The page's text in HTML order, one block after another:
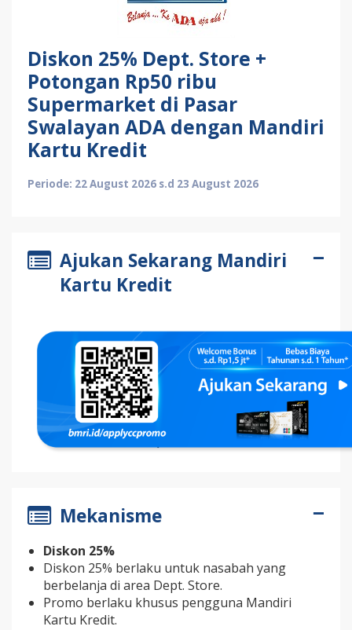
Diskon 25% Dept. Store +
Potongan Rp50 ribu
Supermarket di Pasar
Swalayan ADA dengan Mandiri
Kartu Kredit
Periode: 22 August 2026 s.d 23 August 2026
Ajukan Sekarang Mandiri
Kartu Kredit
Mekanisme
Diskon 25%
Diskon 25% berlaku untuk nasabah yang
berbelanja di area Dept. Store.
Promo berlaku khusus pengguna Mandiri
Kartu Kredit.